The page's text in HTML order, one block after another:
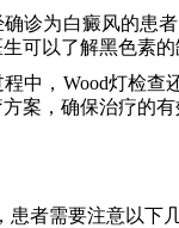
诊为白癜风的患
可以了解黑色素
程中，Wood灯检
案，确保治疗的有
患者需要注意以下